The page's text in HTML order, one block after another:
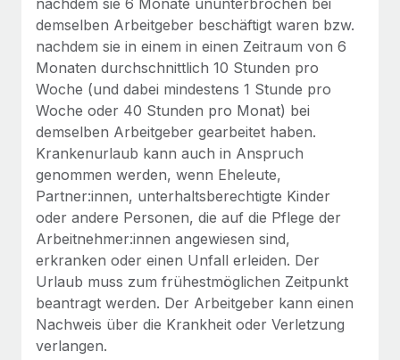
Niederlassungen
Mobilität und Relocation
Mühelose Relocation von Mitarbeiter:innen
Benefits
Mühelose Verwaltung von Benefits
Management und Payroll
Reverse Tech auf einen Blick Das Gesundheits- und
Mehr erfahren
Den Blog erkunden
BLOG
Neues zu Remote-Produkten: Integration mit
Gusto und Zero und Contractor Management
Plus
Auch im neuen Jahr wollen wir bei Remote Unternehmen
aller Größen dabei unterstützen, die beste...
Mehr erfahren
Wie Phiture 55 Mitarbeiter:innen in 19 Ländern
mit Remote verwaltet
Phiture ist der unumstrittene Marktführer im Bereich der
demselben Arbeitgeber beschäftigt waren bzw.
nachdem sie in einem in einen Zeitraum von 6
Monaten durchschnittlich 10 Stunden pro
Woche (und dabei mindestens 1 Stunde pro
Woche oder 40 Stunden pro Monat) bei
demselben Arbeitgeber gearbeitet haben.
Krankenurlaub kann auch in Anspruch
genommen werden, wenn Eheleute,
Partner:innen, unterhaltsberechtigte Kinder
oder andere Personen, die auf die Pflege der
Arbeitnehmer:innen angewiesen sind,
erkranken oder einen Unfall erleiden. Der
Urlaub muss zum frühestmöglichen Zeitpunkt
beantragt werden. Der Arbeitgeber kann einen
Nachweis über die Krankheit oder Verletzung
verlangen.